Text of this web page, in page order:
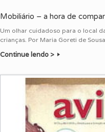
Mobiliário – a hora de
Um olhar cuidadoso para o local
crianças. Por Maria Goreti de
Continue lendo >